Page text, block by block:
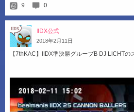
9 0
IIDX公式
2018年2月 11 日
【7thKAC】IIDX準決勝グループB DJ LICHT